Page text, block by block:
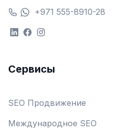
+971 555-8910-28
Сервисы
SEO Продвижение
Международное SEO